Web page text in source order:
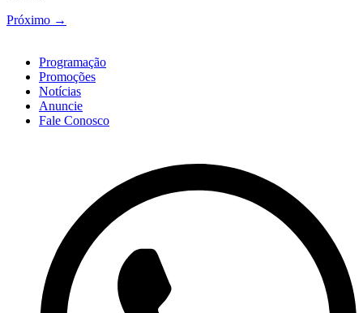
Próximo →
Programação
Promoções
Notícias
Anuncie
Fale Conosco